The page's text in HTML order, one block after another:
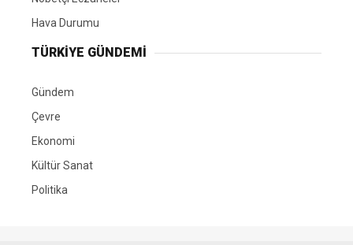
Hava Durumu
TÜRKIYE GÜNDEMI
Gündem
Çevre
Ekonomi
Kültür Sanat
Politika